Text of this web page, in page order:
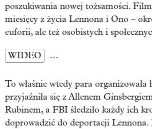
poszukiwania nowej tożsamości.
miesięcy z życia Lennona i Ono –
euforii, ale też osobistych i
WIDEO …
To właśnie wtedy para organizowała
przyjaźniła się z Allenem
Rubinem, a FBI śledziło każdy ich
doprowadzić do deportacji Lennona.